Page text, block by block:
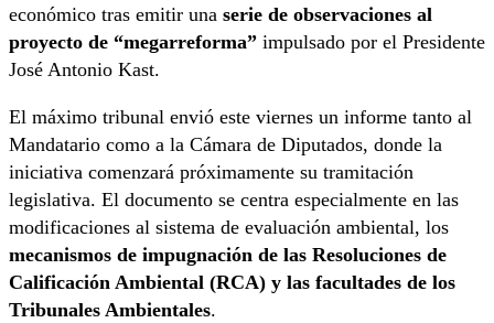
económico tras emitir una serie de observaciones al
proyecto de “megarreforma” impulsado por el Presidente
José Antonio Kast.
El máximo tribunal envió este viernes un informe tanto al
Mandatario como a la Cámara de Diputados, donde la
iniciativa comenzará próximamente su tramitación
legislativa. El documento se centra especialmente en las
modificaciones al sistema de evaluación ambiental, los
mecanismos de impugnación de las Resoluciones de
Calificación Ambiental (RCA) y las facultades de los
Tribunales Ambientales.